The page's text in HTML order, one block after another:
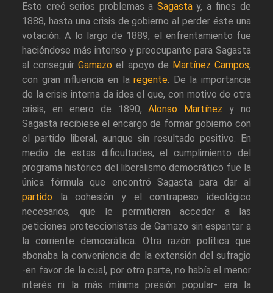
Esto creó serios problemas a Sagastay, a fines de
1888, hasta una crisis de gobierno al perder éste una
votación. A lo largo de 1889, el enfrentamiento fue
haciéndose más intenso y preocupante para Sagasta
al conseguirGamazo el apoyo de Martínez Campos,
con gran influencia en laregente. De la importancia
de la crisis interna da idea el que, con motivo de otra
crisis, en enero de 1890,Alonso Martínez y no
Sagasta recibiese el encargo de formar gobierno con
el partido liberal, aunque sin resultado positivo. En
medio de estas dificultades, el cumplimiento del
programa histórico del liberalismo democrático fue la
única fórmula que encontró Sagasta para dar al
partido la cohesión y el contrapeso ideológico
necesarios, que le permitieran acceder a las
peticiones proteccionistas de Gamazo sin espantar a
la corriente democrática. Otra razón política que
abonaba la conveniencia de la extensión del sufragio
-en favor de la cual, por otra parte, no había el menor
interés ni la más mínima presión popular- era la